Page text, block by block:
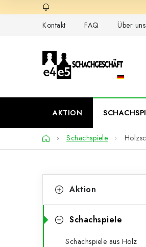
Inhalt
Kontakt
FAQ Über uns
AKTION
StartseiteSchachspiele
e
i
überspringen
a
t
Aktion
Schachspiele
Schachspiele aus Holz